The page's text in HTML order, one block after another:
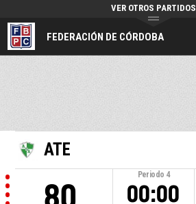
FEDERACIÓN DE CÓRDOBA
VER OTROS PARTIDOS
ATE
80
Periodo 4
00:00